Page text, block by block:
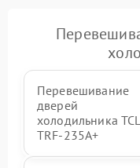
Перевешивание
дверей
холодильника TCL
TRF-235A+